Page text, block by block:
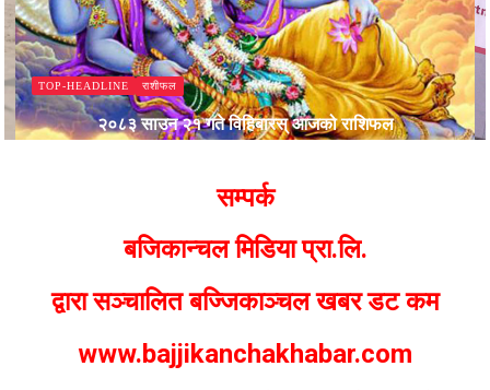
TOP-HEADLINE राशीफल
२०८३ साउन २१ गते विहिबारस् आजको राशिफल
सम्पर्क
बजिकान्चल मिडिया प्रा.लि.
द्वारा सञ्चालित बज्जिकाञ्चल खबर डट कम
www.bajjikanchakhabar.com